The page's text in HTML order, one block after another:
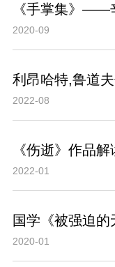
《手掌集》——
2020-09
利昂哈特,鲁道
2022-08
《伤逝》作品解
2022-01
国学《被强迫
2020-01